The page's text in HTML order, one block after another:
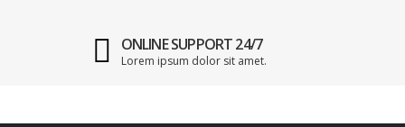
ONLINE SUPPORT 24/7
Lorem ipsum dolor sit amet.